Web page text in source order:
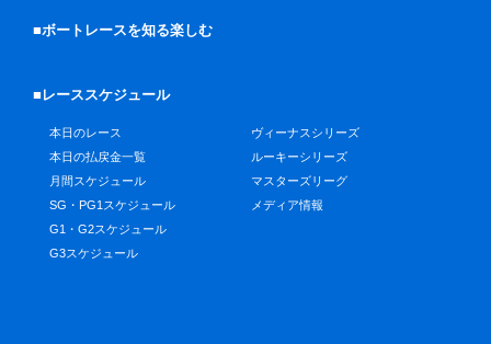
■ボートレースを知る楽しむ
■レーススケジュール
本日のレース
本日の払戻金一覧
月間スケジュール
SG・PG1スケジュール
G1・G2スケジュール
G3スケジュール
ヴィーナスシリーズ
ルーキーシリーズ
マスターズリーグ
メディア情報